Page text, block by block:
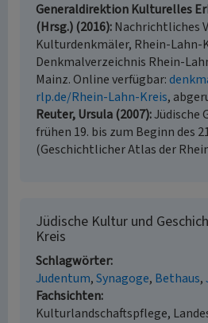
Generaldirektion Kulturelles
(Hrsg.) (2016) Nachrichtliches
Kulturdenkmäler, Rhein-Lahn-
Denkmalverzeichnis Rhein-
Mainz. Online verfügbar:
rlp.de/Rhein-Lahn-Kreis,
Reuter, Ursula (2007) Jüdische
frühen 19. bis zum Beginn des
(Geschichtlicher Atlas der
Jüdische Kultur und
Kreis
Schlagwörter
Judentum Synagoge Bethaus
Fachsichten
Kulturlandschaftspflege,